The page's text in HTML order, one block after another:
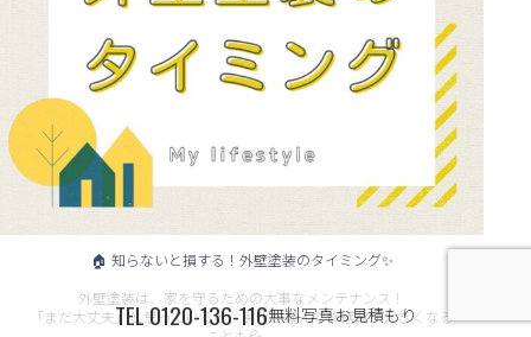
🏠 知らないと損する！外壁塗装のタイミング✨
外壁塗装は、家を守るための大事なメンテナンス！
「まだ大丈夫」と思っていると、劣化が進んで修繕費が大きくなる
TEL0120-136-116無料写真お見積もり